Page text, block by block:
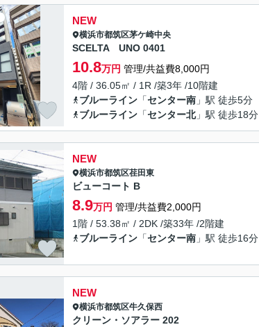
NEW
横浜市都筑区茅ケ崎中央
SCELTA UNO 0401
10.8万円 管理/共益費8,000円
4階 / 36.05㎡ / 1R /築3年 /10階建
ブルーライン 「センター南 」駅 徒歩5分
ブルーライン 「センター北」駅 徒歩18分
NEW
横浜市都筑区荏田東
ビューコート B
8.9万円 管理/共益費2,000円
1階 / 53.38㎡ / 2DK /築33年 /2階建
ブルーライン 「センター南 」駅 徒歩16分
NEW
横浜市都筑区牛久保西
クリーン・ソアラー 202